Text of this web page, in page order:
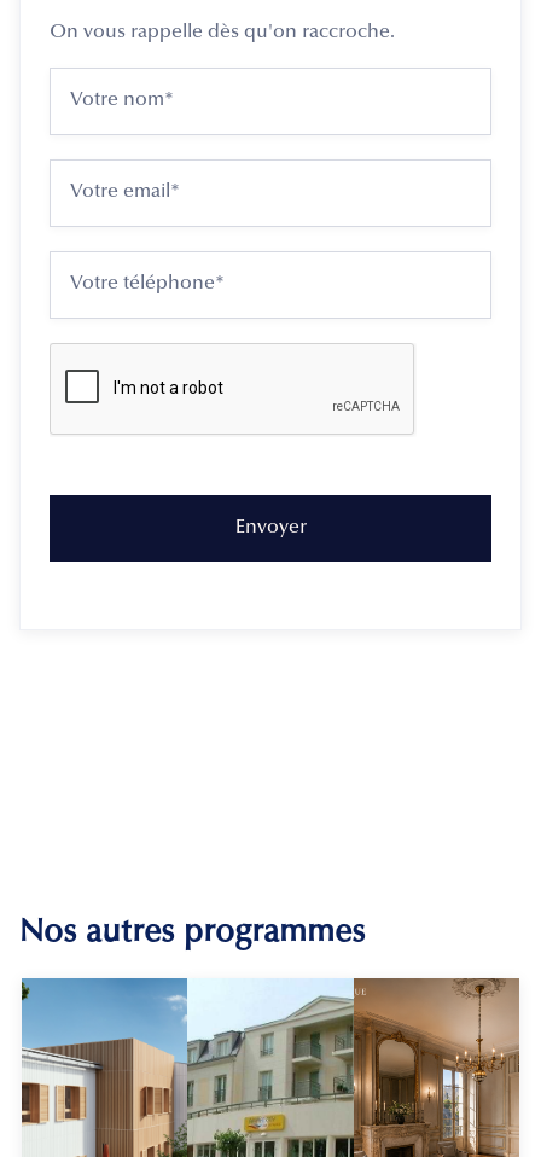
On vous rappelle dès qu'on raccroche.
Nos autres programmes